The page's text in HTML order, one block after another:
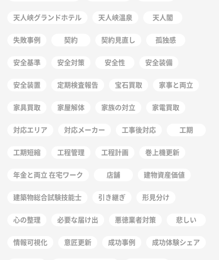
天人峡グランドホテル 天人峡温泉 天人閣
失敗事例 契約 契約見直し 孤独感
安全基準 安全対策 安全性 安全装備
安全装置 定期検査報告 宝石買取 家事と両立
家具買取 家屋解体 家族の対立 家電買取
対応エリア 対応メーカー 工事後対応 工期
工期短縮 工程管理 工程計画 巻上機更新
年金と両立 在宅ワーク 店舗 建物資産価値
建築物総合試験技能士 引き継ぎ 形見分け
心の整理 必要な届け出 悪徳業者対策 悲しい
情報可視化 意匠更新 成功事例 成功体験シェア